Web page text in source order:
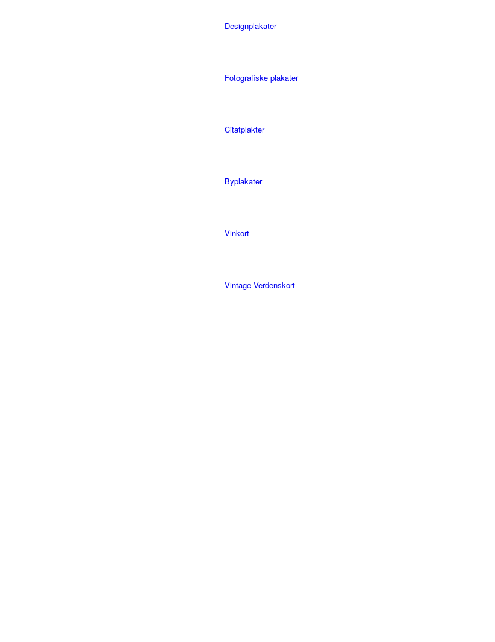
Designplakater
Fotografiske plakater
Citatplakter
Byplakater
Vinkort
Vintage Verdenskort